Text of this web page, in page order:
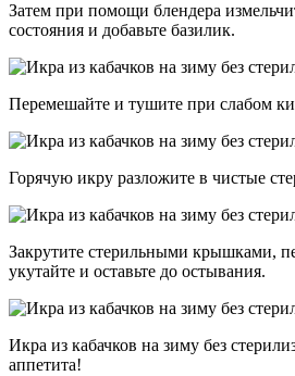
Затем при помощи блендера
состояния и добавьте базилик.
Перемешайте и тушите при слабом
Горячую икру разложите в чистые
Закрутите стерильными крышками,
укутайте и оставьте до остывания.
Икра из кабачков на зиму без
аппетита!